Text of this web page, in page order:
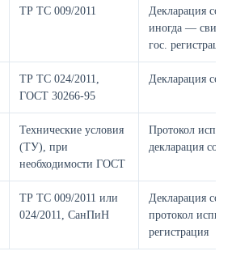
ТР ТС 009/2011
Декларация
иногда —
гос. регистрации
ТР ТС 024/2011,
ГОСТ 30266-95
Декларация
Технические условия
(ТУ), при
необходимости ГОСТ
Протокол
декларация
ТР ТС 009/2011 или
024/2011, СанПиН
Декларация
протокол
регистрация